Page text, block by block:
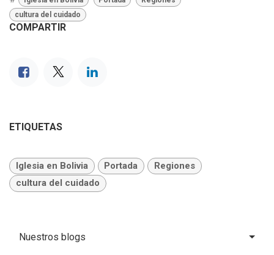
cultura del cuidado
COMPARTIR
ETIQUETAS
Iglesia en Bolivia Portada
Regiones
cultura del cuidado
Nuestros blogs